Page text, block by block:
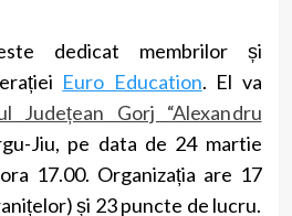
dedicat membrilor și
Euro Education. El va
Județean Gorj “Alexandru
Jiu, pe data de 24 martie
17.00. Organizația are 17
și 23 puncte de lucru.